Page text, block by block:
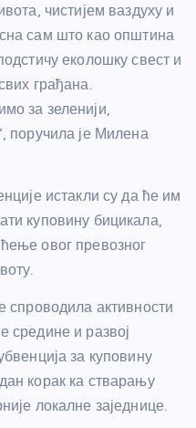
чистијем ваздуху и
сам што као општина
еколошку свест и
грађана.
за зеленији,
поручила је Милена
истакли су да ће им
куповину бицикала,
овог превозног
спроводила активности
средине и развој
за куповину
корак ка стварању
локалне заједнице.